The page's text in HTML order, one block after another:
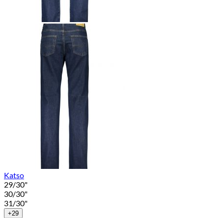
Katso
29/30"
30/30"
31/30"
+29